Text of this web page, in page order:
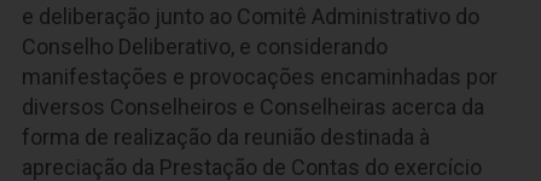
e deliberação junto ao Comitê Administrativo do
Conselho Deliberativo, e considerando
manifestações e provocações encaminhadas por
diversos Conselheiros e Conselheiras acerca da
forma de realização da reunião destinada à
apreciação da Prestação de Contas do exercício